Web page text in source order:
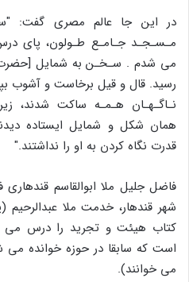
در این جا عالم مصرى گفت:
مـسـجـد جـامـع طـولون، پاى
مى شدم . سـخـن به شمایل
رسید. قال و قیل برخاست و آشوب
نـاگـهـان هـمـه ساکت شدند،
همان شکل و شمایل ایستاده
قدرت نگاه کردن به او را نداشتند."
شهر قندهار، خدمت ملا عبدالرحیم
کتاب هیئت و تجرید را درس مى
است که سابقا در حوزه خوانده
مى خوانند).